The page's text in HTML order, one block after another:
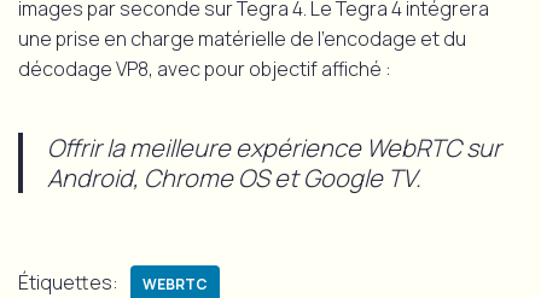
images par seconde sur Tegra 4. Le Tegra 4 intégrera
une prise en charge matérielle de l'encodage et du
décodage VP8, avec pour objectif affiché :
Offrir la meilleure expérience WebRTC sur
Android, Chrome OS et Google TV.
Étiquettes: WEBRTC